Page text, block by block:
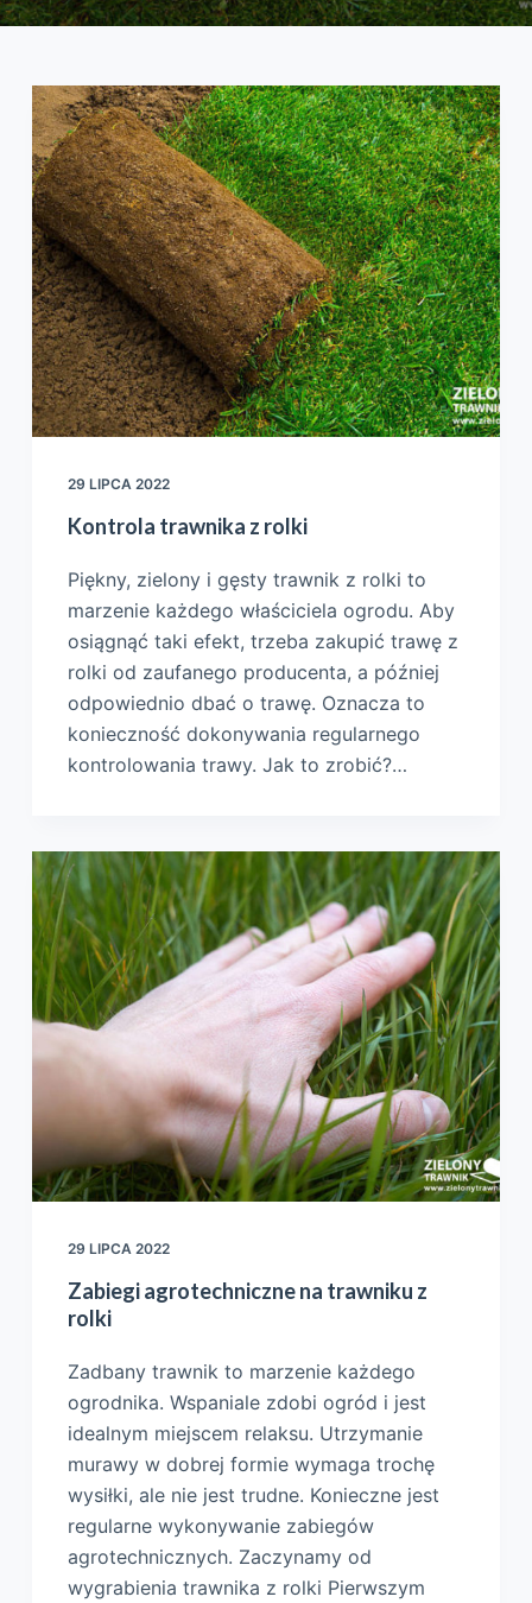
29 LIPCA 2022
Kontrola trawnika z rolki
Piękny, zielony i gęsty trawnik z rolki to
marzenie każdego właściciela ogrodu. Aby
osiągnąć taki efekt, trzeba zakupić trawę z
rolki od zaufanego producenta, a później
odpowiednio dbać o trawę. Oznacza to
konieczność dokonywania regularnego
kontrolowania trawy. Jak to zrobić?…
29 LIPCA 2022
Zabiegi agrotechniczne na trawniku z
rolki
Zadbany trawnik to marzenie każdego
ogrodnika. Wspaniale zdobi ogród i jest
idealnym miejscem relaksu. Utrzymanie
murawy w dobrej formie wymaga trochę
wysiłki, ale nie jest trudne. Konieczne jest
regularne wykonywanie zabiegów
agrotechnicznych. Zaczynamy od
wygrabienia trawnika z rolki Pierwszym